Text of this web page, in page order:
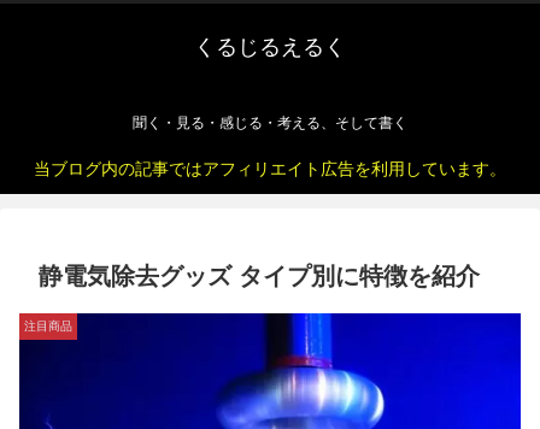
くるじるえるく
聞く・見る・感じる・考える、そして書く
当ブログ内の記事ではアフィリエイト広告を利用しています。
静電気除去グッズ タイプ別に特徴を紹介
注目商品